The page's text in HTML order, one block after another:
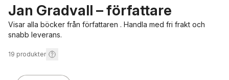
Jan Gradvall – författare
Visar alla böcker från författaren . Handla med fri frakt och
snabb leverans.
19 produkter